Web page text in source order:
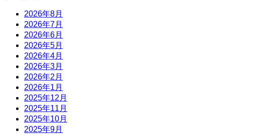
2026年8月
2026年7月
2026年6月
2026年5月
2026年4月
2026年3月
2026年2月
2026年1月
2025年12月
2025年11月
2025年10月
2025年9月